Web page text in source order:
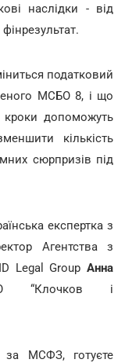
наслідки - від
податковий
МСБО 8, і що
кроки допоможуть
кількість
сюрпризів під
експертка з
Агентства з
Legal GroupАнна
“Клочков і
за МСФЗ, готуєте